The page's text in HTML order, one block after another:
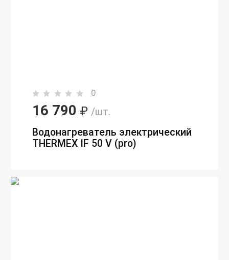
0
16 790 ₽ /шт.
Водонагреватель электрический
THERMEX IF 50 V (pro)